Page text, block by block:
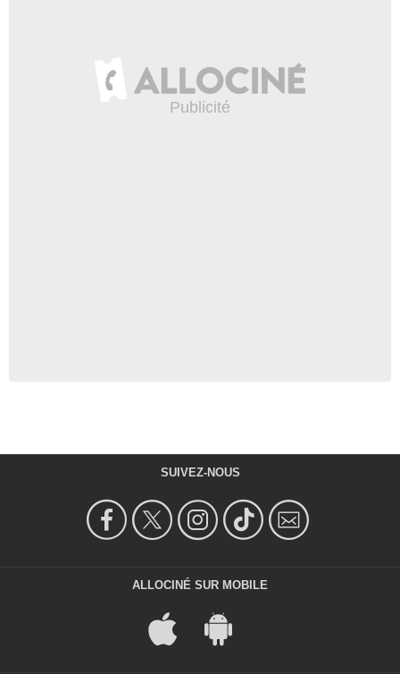
SUIVEZ-NOUS
ALLOCINÉ SUR MOBILE